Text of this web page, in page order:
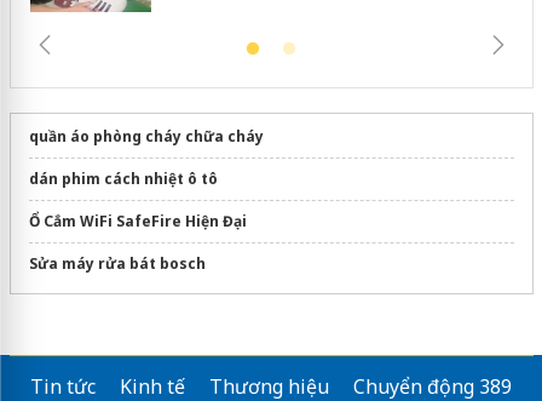
quần áo phòng cháy chữa cháy
dán phim cách nhiệt ô tô
Ổ Cắm WiFi SafeFire Hiện Đại
Sửa máy rửa bát bosch
Tin tức Kinh tế Thương hiệu
Chuyển động 389